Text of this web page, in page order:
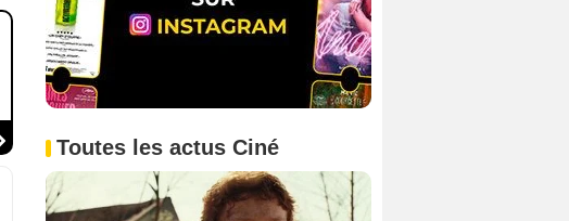
Toutes les actus Ciné